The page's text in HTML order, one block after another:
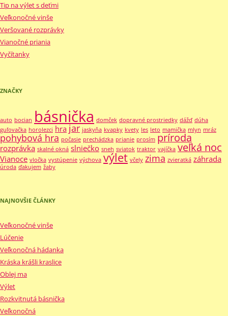
Tip na výlet s deťmi
Veľkonočné vinše
Veršované rozprávky
Vianočné priania
Vyčítanky
ZNAČKY
auto bocian básnička domček dopravné prostriedky dážď dúha
guľovačka horolezci hra jar jaskyňa kvapky kvety les leto mamička mlyn mráz
pohybová hra počasie prechádzka prianie prosím príroda
rozprávka skalné okná slniečko sneh sviatok traktor vajíčka veľká noc
Vianoce vločka vystúpenie výchova výlet včely zima zvieratká záhrada
úroda ďakujem žaby
NAJNOVŠIE ČLÁNKY
Veľkonočné vinše
Lúčenie
Veľkonočná hádanka
Kráska krášli kraslice
Oblej ma
Výlet
Rozkvitnutá básnička
Veľkonočná